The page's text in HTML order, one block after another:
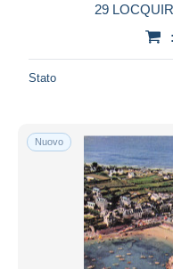
29
Stato
Nuovo